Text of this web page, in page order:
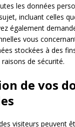
les données
incluant celles
également
vous
stockées à des
de sécurité.
de vos
visiteurs peuvent